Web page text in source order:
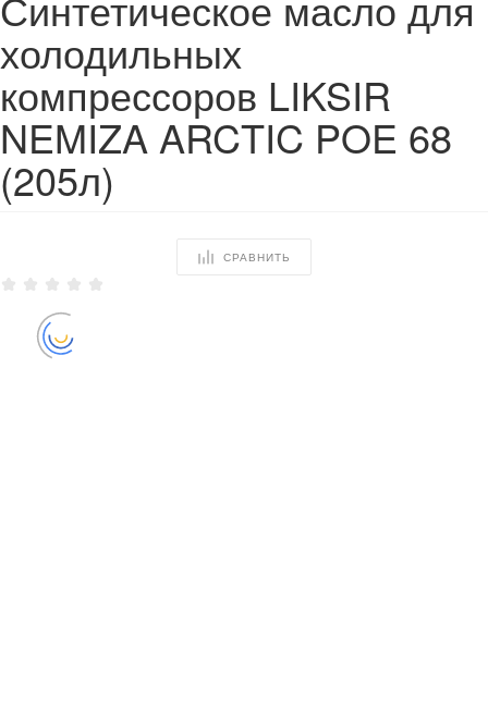
холодильных
компрессоров LIKSIR
NEMIZA ARCTIC POE 68
(205л)
СРАВНИТЬ